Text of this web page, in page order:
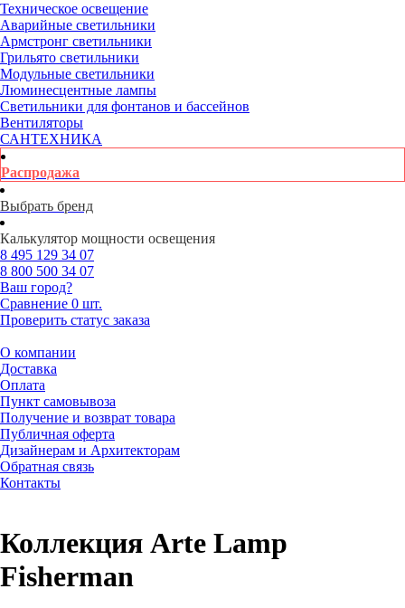
Техническое освещение
Аварийные светильники
Армстронг светильники
Грильято светильники
Модульные светильники
Люминесцентные лампы
Светильники для фонтанов и бассейнов
Вентиляторы
САНТЕХНИКА
Распродажа
Выбрать бренд
Калькулятор мощности освещения
8 495 129 34 07
8 800 500 34 07
Ваш город?
Сравнение 0 шт.
Проверить статус заказа
О компании
Доставка
Оплата
Пункт самовывоза
Получение и возврат товара
Публичная оферта
Дизайнерам и Архитекторам
Обратная связь
Контакты
Коллекция Arte Lamp
Fisherman